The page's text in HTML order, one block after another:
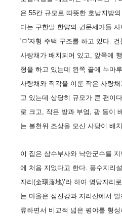
은 55칸 규모로 따뜻한 호남지방
다는 구한말 한양의 권문세가들
'ㅁ'자형 주택 구조를 하고 있다.
사랑채가 배치되어 있고, 앞쪽에
형을 하고 있는데 왼쪽 끝에 누마
사랑채와 직각을 이룬 작은 사랑채
고 있는데 상당히 규모가 큰 편이
로 크고, 작은 방과 부엌, 광 등이
는 불천위 조상을 모신 사당이 배
이 집은 삼수부사와 낙안군수를
에 처음 지었다고 한다. 풍수지리
자리(金環落地)’라 하여 명당자리
는 마을은 섬진강과 지리산에서
류하면서 비교적 넓은 평야를 형